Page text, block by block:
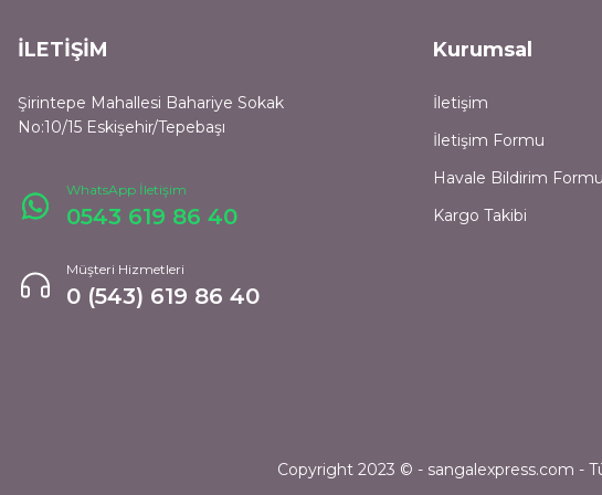
İLETİŞİM
Şirintepe Mahallesi Bahariye Sokak
No:10/15 Eskişehir/Tepebaşı
WhatsApp İletişim
0543 619 86 40
Müşteri Hizmetleri
0 (543) 619 86 40
Kurumsal
İletişim
İletişim Formu
Havale Bildirim Formu
Kargo Takibi
Copyright 2023 © - sangalexpress.com -